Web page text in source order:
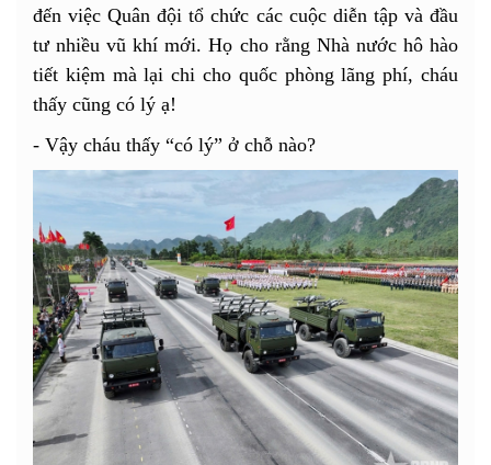
đến việc Quân đội tổ chức các cuộc diễn tập và đầu
tư nhiều vũ khí mới. Họ cho rằng Nhà nước hô hào
tiết kiệm mà lại chi cho quốc phòng lãng phí, cháu
thấy cũng có lý ạ!
- Vậy cháu thấy “có lý” ở chỗ nào?